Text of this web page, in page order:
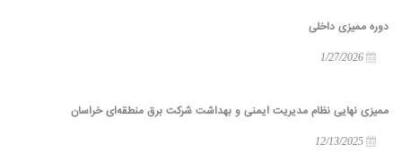
دوره ممیزی داخلی
ممیزی نهایی نظام مدیریت ایمنی و بهداشت شرکت برق منطقه‌ای خراسان